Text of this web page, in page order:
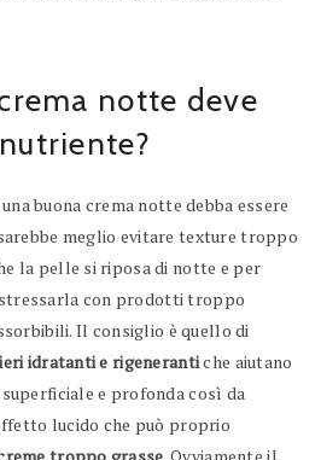
notte deve
buona crema notte debba essere
meglio evitare texture troppo
la pelle si riposa di notte e per
con prodotti troppo
Il consiglio è quello di
idratanti e rigenerantiche aiutano
e profonda così da
lucido che può proprio